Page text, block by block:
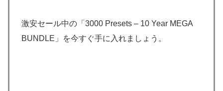
激安セール中の「3000 Presets – 10 Year MEGA
BUNDLE」を今すぐ手に入れましょう。